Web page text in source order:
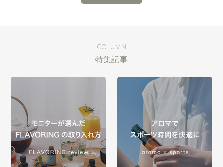
COLUMN
特集記事